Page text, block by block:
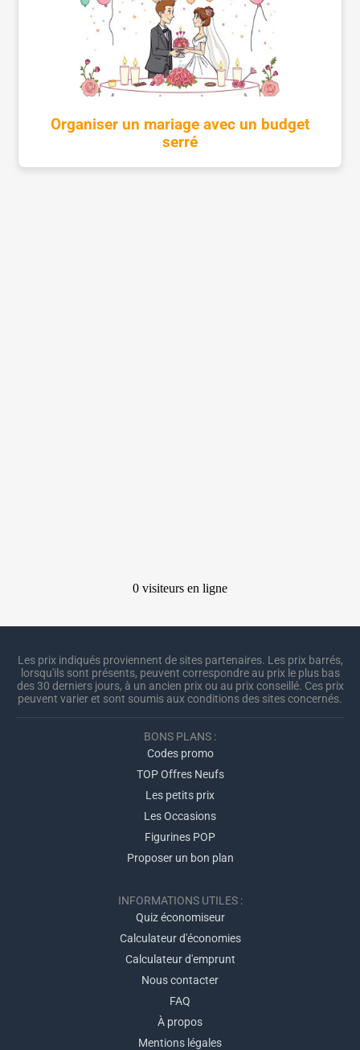
Organiser un mariage avec un budget
serré
Les prix indiqués proviennent de sites partenaires. Les prix barrés,
lorsqu'ils sont présents, peuvent correspondre au prix le plus bas
des 30 derniers jours, à un ancien prix ou au prix conseillé. Ces prix
peuvent varier et sont soumis aux conditions des sites concernés.
BONS PLANS :
Codes promo
TOP Offres Neufs
Les petits prix
Les Occasions
Figurines POP
Proposer un bon plan
INFORMATIONS UTILES :
Quiz économiseur
Calculateur d'économies
Calculateur d'emprunt
Nous contacter
FAQ
À propos
Mentions légales